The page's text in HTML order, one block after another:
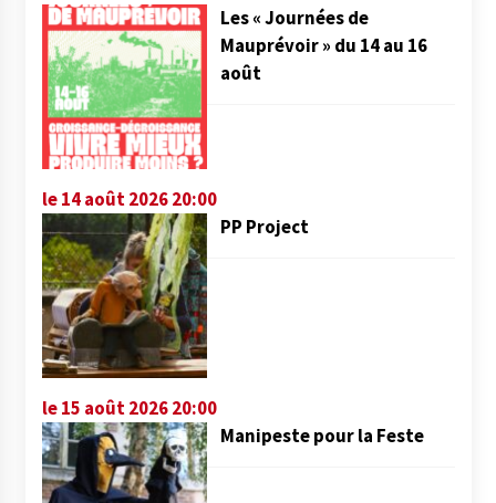
Les « Journées de
Mauprévoir » du 14 au 16
août
le 14 août 2026 20:00
PP Project
le 15 août 2026 20:00
Manipeste pour la Feste